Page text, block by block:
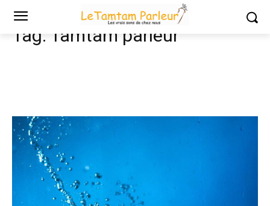
Tags Tamtam parleur
Tag: Tamtam parleur